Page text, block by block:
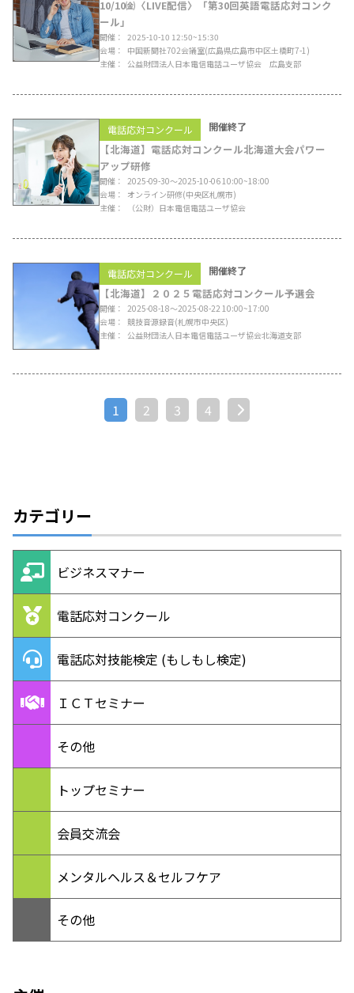
10/10㈮〈LIVE配信〉「第30回英語電話応対コンク
ール」
開催
2025-10-10 12:50~15:30
会場
中国新聞社702会議室(広島県広島市中区土橋町7-1)
主催
公益財団法人日本電信電話ユーザ協会 広島支部
電話応対コンクール 開催終了
【北海道】電話応対コンクール北海道大会パワー
アップ研修
開催
2025-09-30〜2025-10-06 10:00~18:00
会場
オンライン研修(中央区札幌市)
主催
（公財）日本電信電話ユーザ協会
電話応対コンクール 開催終了
【北海道】２０２５電話応対コンクール予選会
開催
2025-08-18〜2025-08-22 10:00~17:00
会場
競技音源録音(札幌市中央区)
主催
公益財団法人日本電信電話ユーザ協会北海道支部
1 2 3 4 次へ »
カテゴリー
ビジネスマナー
電話応対コンクール
電話応対技能検定 (もしもし検定)
ＩＣＴセミナー
その他
トップセミナー
会員交流会
メンタルヘルス＆セルフケア
その他